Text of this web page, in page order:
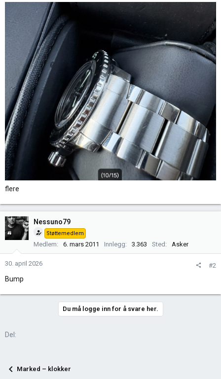
flere
Nessuno79
Støttemedlem
Medlem 6. mars 2011 Innlegg 3.363 Sted Asker
30. april 2026 #2
Bump
Du må logge inn for å svare her.
Del:
Marked – klokker